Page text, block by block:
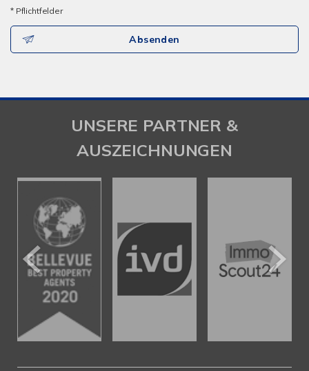
* Pflichtfelder
Absenden
UNSERE PARTNER &
AUSZEICHNUNGEN